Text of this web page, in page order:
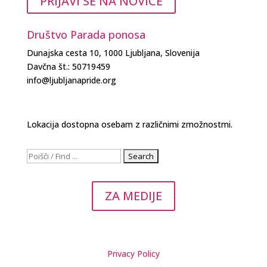
Društvo Parada ponosa
Dunajska cesta 10, 1000 Ljubljana, Slovenija
Davčna št.: 50719459
info@ljubljanapride.org
Lokacija dostopna osebam z različnimi zmožnostmi.
Search
ZA MEDIJE
Privacy Policy